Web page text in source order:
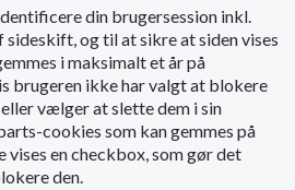
din brugersession inkl.
og til at sikre at siden vises
i maksimalt et år på
brugeren ikke har valgt at blokere
vælger at slette dem i sin
cookies som kan gemmes på
vises en checkbox, som gør det
den.